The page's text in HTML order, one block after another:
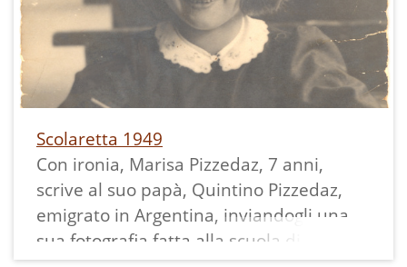
Scolaretta 1949
Con ironia, Marisa Pizzedaz, 7 anni,
scrive al suo papà, Quintino Pizzedaz,
emigrato in Argentina, inviandogli una
sua fotografia fatta alla scuola di